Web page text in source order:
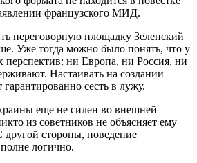
французского МИД.
переговорную площадку Зеленский
Уже тогда можно было понять, что у
перспектив: ни Европа, ни Россия, ни
Настаивать на создании
сесть в лужу.
еще не силен во внешней
из советников не объясняет ему
стороны, поведение
логично.